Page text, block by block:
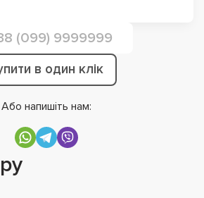
в один клік
Або напишіть нам: